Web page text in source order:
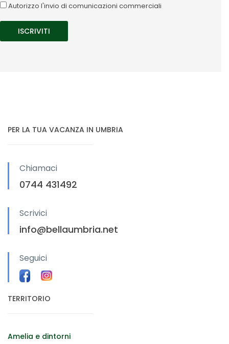
Autorizzo l'invio di comunicazioni commerciali
PER LA TUA VACANZA IN UMBRIA
Chiamaci
0744 431492
Scrivici
info@bellaumbria.net
Seguici
TERRITORIO
Amelia e dintorni